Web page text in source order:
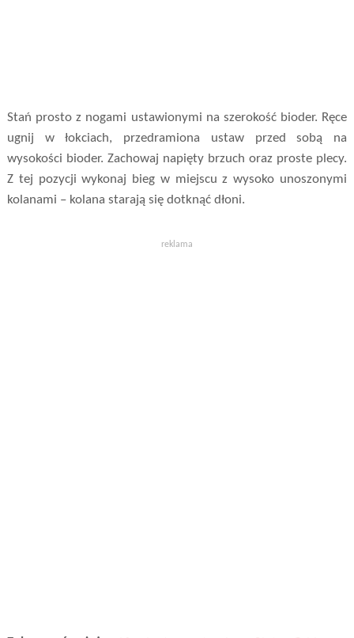
Stań prosto z nogami ustawionymi na szerokość bioder. Ręce
ugnij w łokciach, przedramiona ustaw przed sobą na
wysokości bioder. Zachowaj napięty brzuch oraz proste plecy.
Z tej pozycji wykonaj bieg w miejscu z wysoko unoszonymi
kolanami – kolana starają się dotknąć dłoni.
reklama